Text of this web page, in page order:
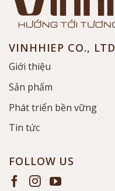
VINHHIEP CO., LTD
Giới thiệu
Sản phẩm
Phát triển bền vững
Tin tức
FOLLOW US